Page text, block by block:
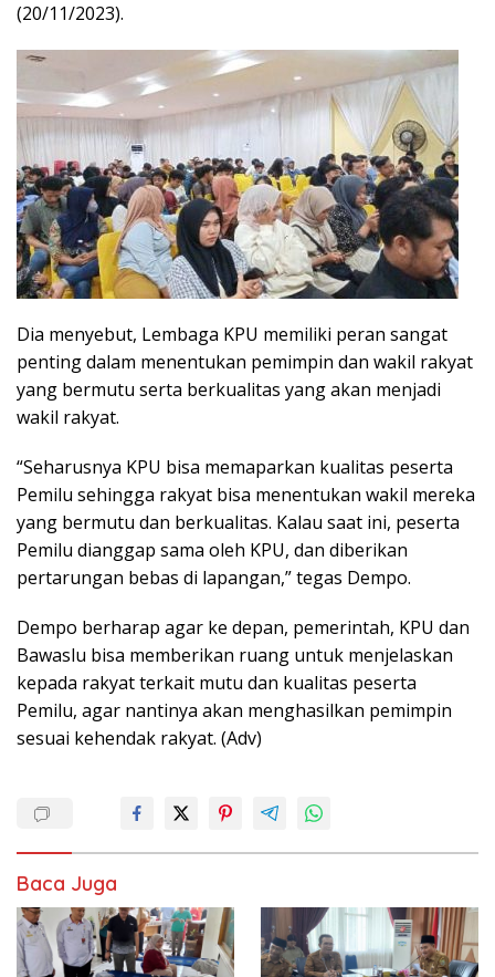
(20/11/2023).
Dia menyebut, Lembaga KPU memiliki peran sangat
penting dalam menentukan pemimpin dan wakil rakyat
yang bermutu serta berkualitas yang akan menjadi
wakil rakyat.
“Seharusnya KPU bisa memaparkan kualitas peserta
Pemilu sehingga rakyat bisa menentukan wakil mereka
yang bermutu dan berkualitas. Kalau saat ini, peserta
Pemilu dianggap sama oleh KPU, dan diberikan
pertarungan bebas di lapangan,” tegas Dempo.
Dempo berharap agar ke depan, pemerintah, KPU dan
Bawaslu bisa memberikan ruang untuk menjelaskan
kepada rakyat terkait mutu dan kualitas peserta
Pemilu, agar nantinya akan menghasilkan pemimpin
sesuai kehendak rakyat. (Adv)
Baca Juga